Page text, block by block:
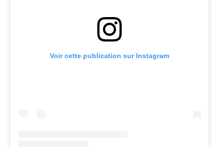
Voir cette publication sur Instagram